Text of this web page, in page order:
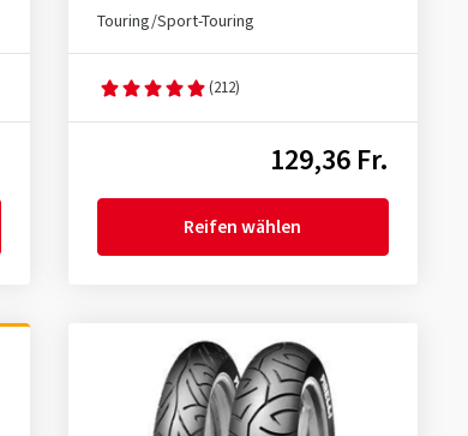
Touring/Sport-Touring
(212)
129,36 Fr.
Reifen wählen